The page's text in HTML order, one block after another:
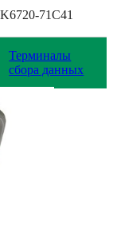
71C41
Терминалы
сбора данных